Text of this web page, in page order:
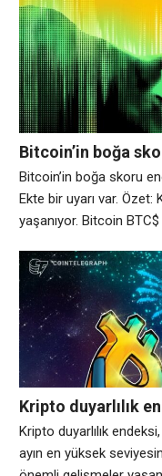
Analiz: Piyasa
Bitcoin’in boğa
bölgesini terk etti.
Bitcoin’in boğa skoru
Ekte bir uyarı var.
yaşanıyor. Bitcoin BTC$
çıkmasından bu yana
piyasasının sona
sorun
Kripto duyarlılık
tutmasıyla 3 ayın
Kripto duyarlılık
ayın en yüksek